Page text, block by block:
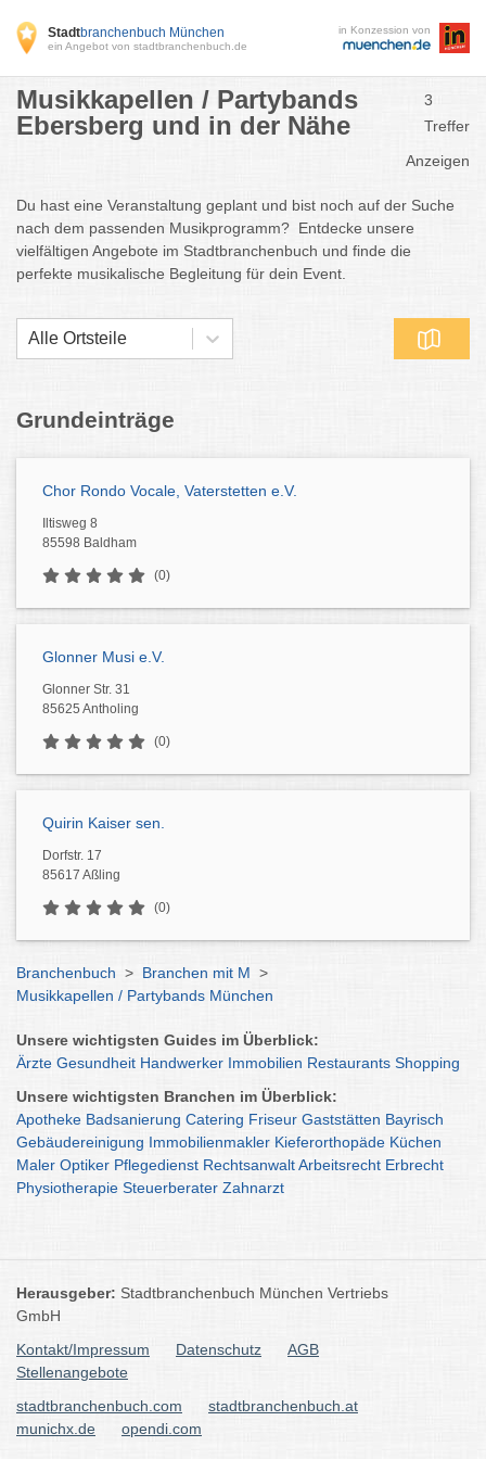
Stadtbranchenbuch München
ein Angebot von stadtbranchenbuch.de
in Konzession von
Musikkapellen / Partybands
Ebersberg und in der Nähe
3
Treffer
Anzeigen
Du hast eine Veranstaltung geplant und bist noch auf der Suche
nach dem passenden Musikprogramm? Entdecke unsere
vielfältigen Angebote im Stadtbranchenbuch und finde die
perfekte musikalische Begleitung für dein Event.
Alle Ortsteile
Grundeinträge
Chor Rondo Vocale, Vaterstetten e.V.
Iltisweg 8
85598 Baldham
(0)
Glonner Musi e.V.
Glonner Str. 31
85625 Antholing
(0)
Quirin Kaiser sen.
Dorfstr. 17
85617 Aßling
(0)
Branchenbuch > Branchen mit M >
Musikkapellen / Partybands München
Unsere wichtigsten Guides im Überblick:
Ärzte Gesundheit Handwerker Immobilien Restaurants Shopping
Unsere wichtigsten Branchen im Überblick:
Apotheke Badsanierung Catering Friseur Gaststätten Bayrisch
Gebäudereinigung Immobilienmakler Kieferorthopäde Küchen
Maler Optiker Pflegedienst RechtsanwaltArbeitsrecht Erbrecht
Physiotherapie Steuerberater Zahnarzt
Herausgeber: Stadtbranchenbuch München Vertriebs
GmbH
Kontakt/Impressum
Datenschutz
AGB
Stellenangebote
stadtbranchenbuch.com
stadtbranchenbuch.at
munichx.de
opendi.com